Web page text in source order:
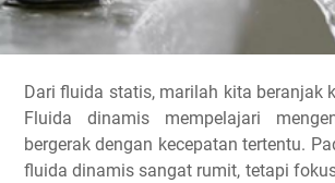
Dari fluida statis, marilah kita beranjak
Fluida dinamis mempelajari
bergerak dengan kecepatan tertentu.
fluida dinamis sangat rumit, tetapi